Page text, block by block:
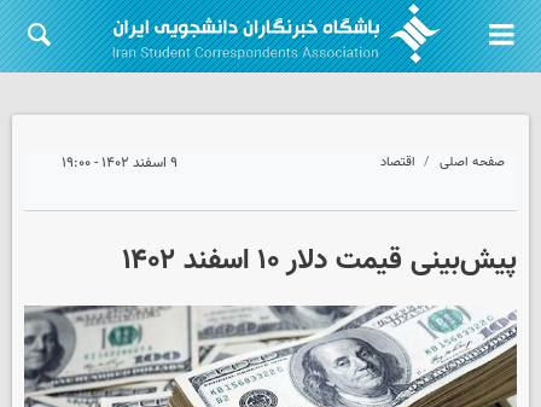
صفحه اصلی اقتصاد ۹ اسفند ۱۴۰۲ - ۱۹:۰۰
پیش‌بینی قیمت دلار ۱۰ اسفند ۱۴۰۲